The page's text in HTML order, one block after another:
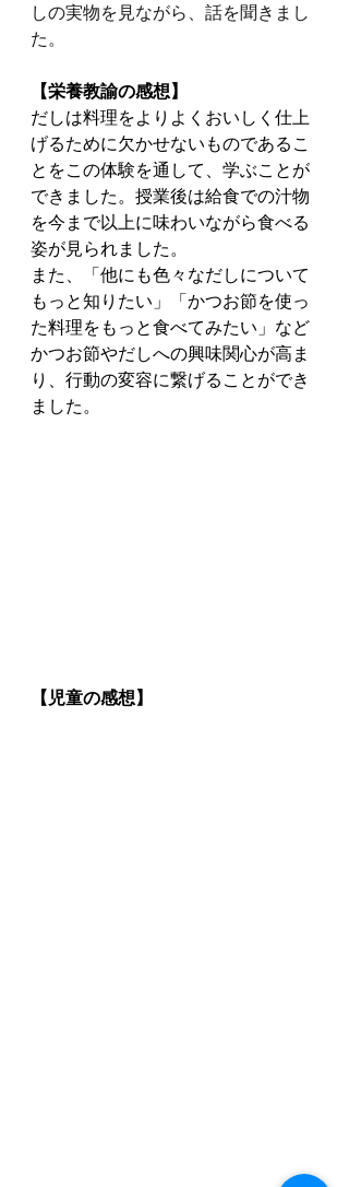
しの実物を見ながら、話を聞きまし
た。
【栄養教諭の感想】
だしは料理をよりよくおいしく仕上
げるために欠かせないものであるこ
とをこの体験を通して、学ぶことが
できました。授業後は給食での汁物
を今まで以上に味わいながら食べる
姿が見られました。
また、「他にも色々なだしについて
もっと知りたい」「かつお節を使っ
た料理をもっと食べてみたい」など
かつお節やだしへの興味関心が高ま
り、行動の変容に繋げることができ
ました。
【児童の感想】